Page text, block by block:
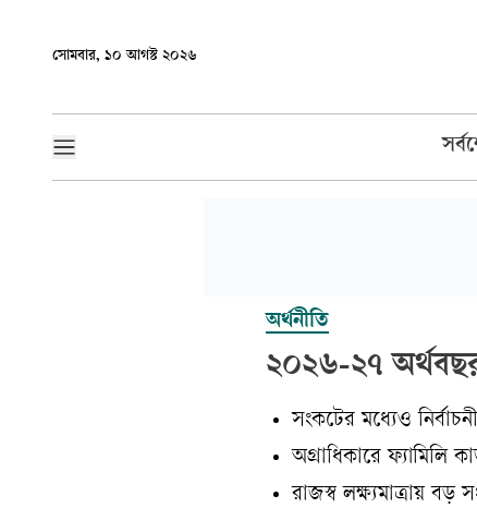
সোমবার, ১০ আগস্ট ২০২৬
অর্থনীতি
২০২৬-২৭
সংকটের মধ্যেও
অগ্রাধিকারে ফ্যামিলি
রাজস্ব লক্ষ্যমাত্রায় বড়